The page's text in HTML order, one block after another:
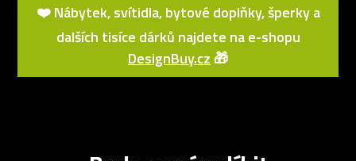
❤️ Nábytek, svítidla, bytové doplňky, šperky a
dalších tisíce dárků najdete na e-shopu
DesignBuy.cz 🎁